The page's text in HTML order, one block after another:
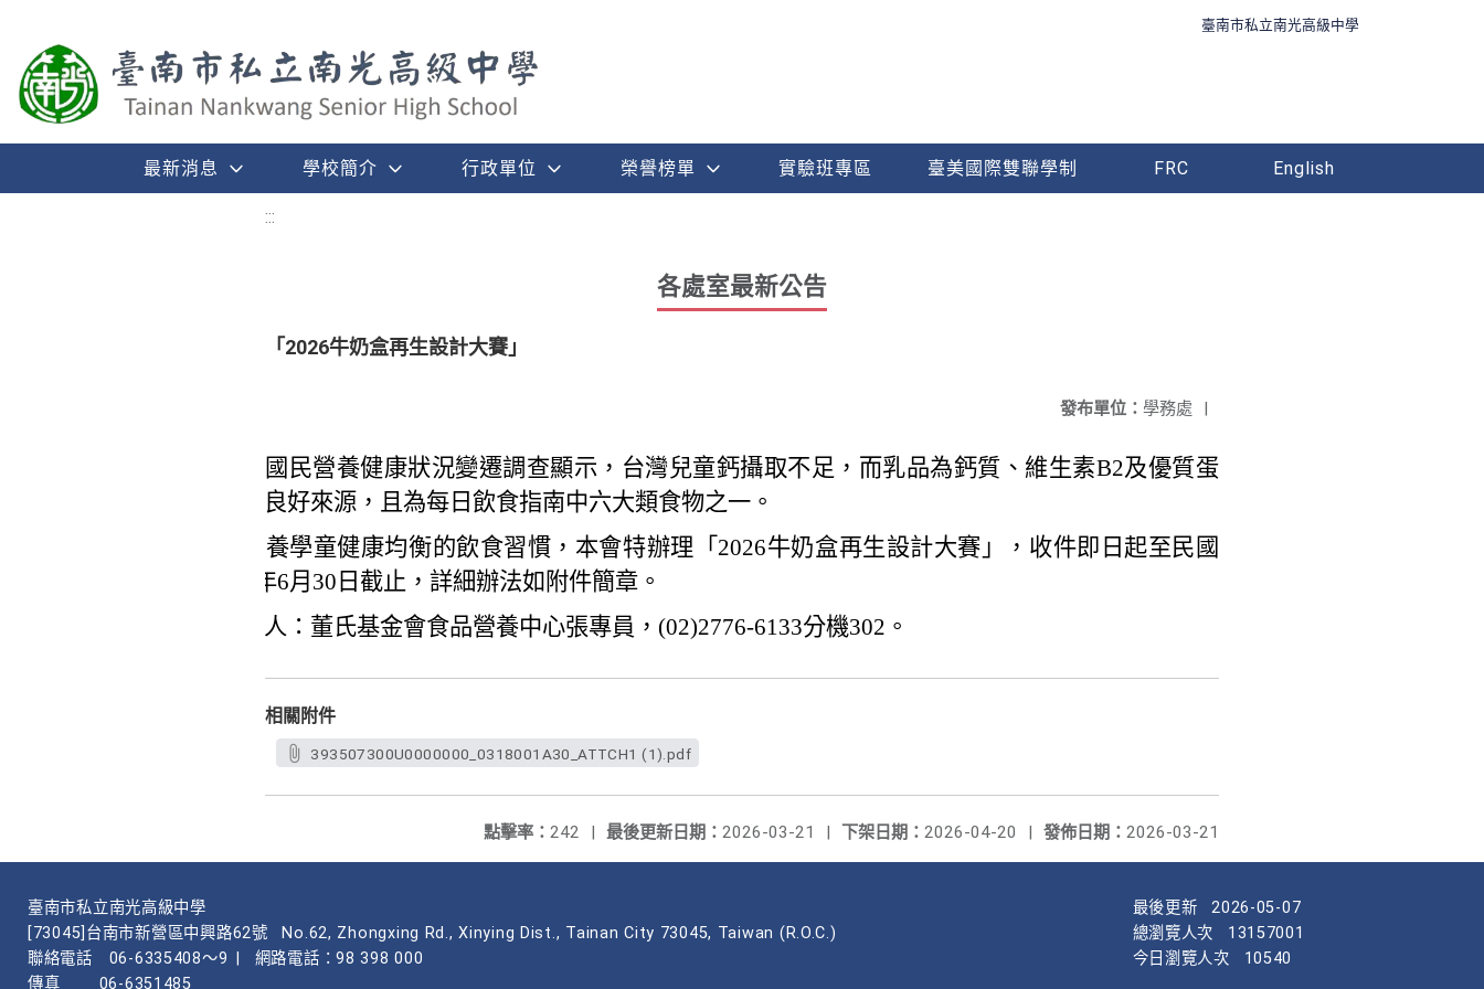
臺南市私立南光高級中學
最新消息 學校簡介 行政單位 榮譽榜單 實驗班專區 臺美國際雙聯學制 FRC English
:::
各處室最新公告
「2026牛奶盒再生設計大賽」
發布單位： 學務處 |
根據國民營養健康狀況變遷調查顯示，台灣兒童鈣攝取不足，而乳品為鈣質、維生素B2及優質蛋
白質良好來源，且為每日飲食指南中六大類食物之一。
為培養學童健康均衡的飲食習慣，本會特辦理「2026牛奶盒再生設計大賽」，收件即日起至民國
115年6月30日截止，詳細辦法如附件簡章。
聯絡人：董氏基金會食品營養中心張專員，(02)2776-6133分機302。
相關附件
393507300U0000000_0318001A30_ATTCH1 (1).pdf
發佈日期： 2026-03-21
下架日期： 2026-04-20 |
最後更新日期： 2026-03-21 |
點擊率： 242 |
臺南市私立南光高級中學
[73045]台南市新營區中興路62號
No.62, Zhongxing Rd., Xinying Dist., Tainan City 73045, Taiwan (R.O.C.)
聯絡電話
06-6335408～9
網路電話：98 398 000
傳真
06-6351485
最後更新
2026-05-07
總瀏覽人次
13157001
今日瀏覽人次
10540